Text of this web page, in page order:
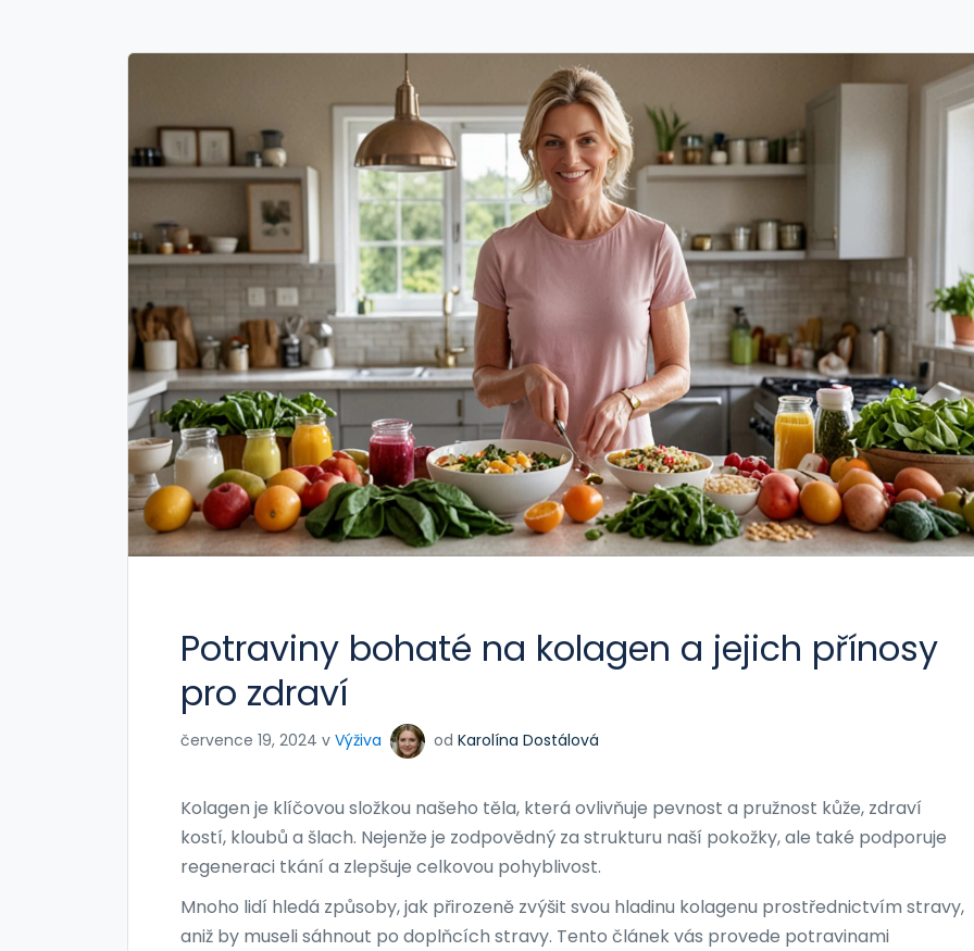
Potraviny bohaté na kolagen a jejich přínosy
pro zdraví
července 19, 2024 v Výživa od Karolína Dostálová
Kolagen je klíčovou složkou našeho těla, která ovlivňuje pevnost a pružnost kůže, zdraví
kostí, kloubů a šlach. Nejenže je zodpovědný za strukturu naší pokožky, ale také podporuje
regeneraci tkání a zlepšuje celkovou pohyblivost.
Mnoho lidí hledá způsoby, jak přirozeně zvýšit svou hladinu kolagenu prostřednictvím stravy,
aniž by museli sáhnout po doplňcích stravy. Tento článek vás provede potravinami